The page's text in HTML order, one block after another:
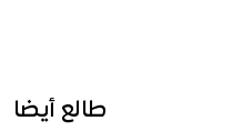
طالع أيضا